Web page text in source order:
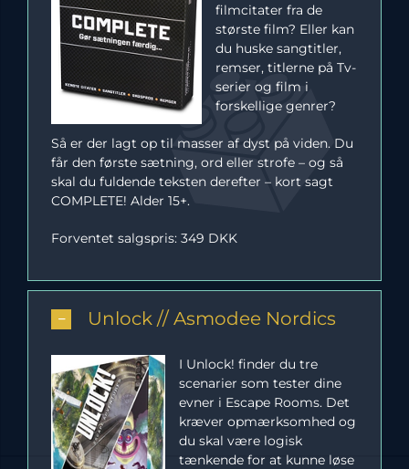
filmcitater fra de
største film? Eller kan
du huske sangtitler,
remser, titlerne på Tv-
serier og film i
forskellige genrer?
Så er der lagt op til masser af dyst på viden. Du
får den første sætning, ord eller strofe – og så
skal du fuldende teksten derefter – kort sagt
COMPLETE! Alder 15+.
Forventet salgspris: 349 DKK
Unlock // Asmodee Nordics
I Unlock! finder du tre
scenarier som tester dine
evner i Escape Rooms. Det
kræver opmærksomhed og
du skal være logisk
tænkende for at kunne løse